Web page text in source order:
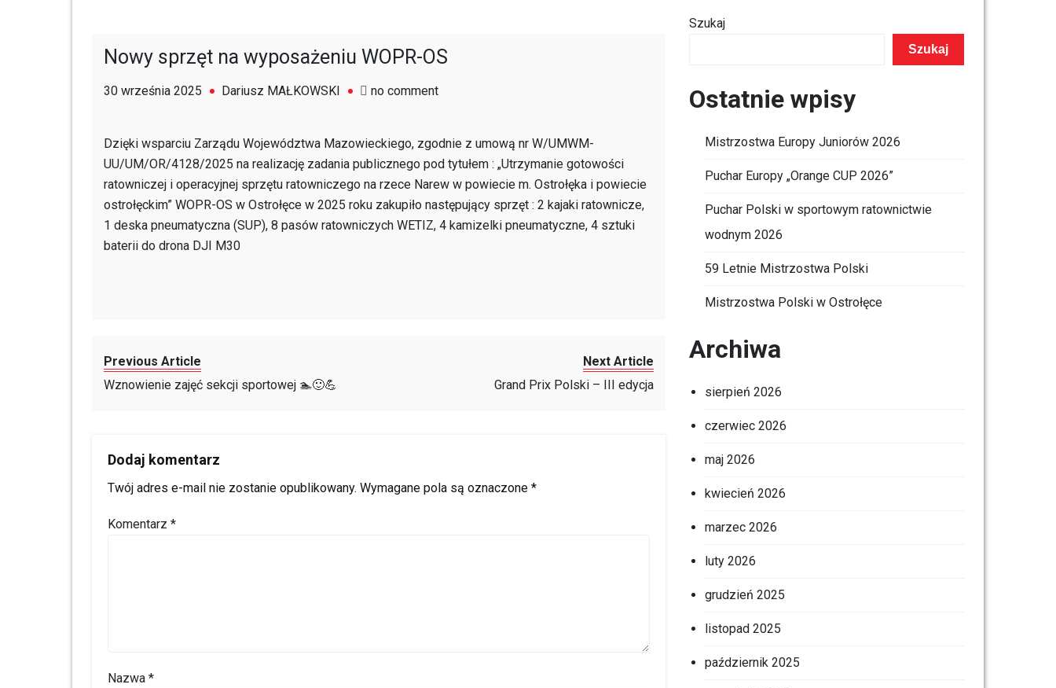
Nowy sprzęt na wyposażeniu WOPR-OS
30 września 2025 Dariusz MAŁKOWSKI no commenton
na
wyposażeniu
WOPR-
OS
Dzięki wsparciu Zarządu Województwa Mazowieckiego, zgodnie z umową nr W/UMWM-
UU/UM/OR/4128/2025 na realizację zadania publicznego pod tytułem : „Utrzymanie gotowości
ratowniczej i operacyjnej sprzętu ratowniczego na rzece Narew w powiecie m. Ostrołęka i powiecie
ostrołęckim” WOPR-OS w Ostrołęce w 2025 roku zakupiło następujący sprzęt : 2 kajaki ratownicze,
1 deska pneumatyczna (SUP), 8 pasów ratowniczych WETIZ, 4 kamizelki pneumatyczne, 4 sztuki
baterii do drona DJI M30
Previous Article
Wznowienie zajęć sekcji sportowej 🏊🙂💪
Next Article
Grand Prix Polski – III edycja
Dodaj komentarz
Twój adres e-mail nie zostanie opublikowany. Wymagane pola są oznaczone *
Komentarz *
Nazwa *
Szukaj
Szukaj
Ostatnie wpisy
Mistrzostwa Europy Juniorów 2026
Puchar Europy „Orange CUP 2026”
Puchar Polski w sportowym ratownictwie
wodnym 2026
59 Letnie Mistrzostwa Polski
Mistrzostwa Polski w Ostrołęce
Archiwa
sierpień 2026
czerwiec 2026
maj 2026
kwiecień 2026
marzec 2026
luty 2026
grudzień 2025
listopad 2025
październik 2025